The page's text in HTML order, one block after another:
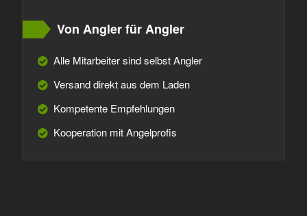
Von Angler für Angler
Alle Mitarbeiter sind selbst Angler
Versand direkt aus dem Laden
Kompetente Empfehlungen
Kooperation mit Angelprofis